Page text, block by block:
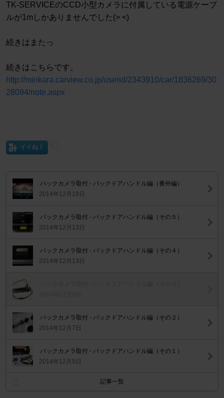
TK-SERVICEのCCD小型カメラに付属している電源ケーブ
ルが1mしかありませんでした(> <)
続きはまたっ
続きはこちらです。
http://minkara.carview.co.jp/userid/2343910/car/1836269/30
28094/note.aspx
イイね！
バックカメラ取付 - バックドアハンドル編（番外編）
2014年12月19日
バックカメラ取付 - バックドアハンドル編（その５）
2014年12月13日
バックカメラ取付 - バックドアハンドル編（その４）
2014年12月13日
バックカメラ取付 - バックドアハンドル編（その２）
2014年12月7日
バックカメラ取付 - バックドアハンドル編（その１）
2014年12月5日
記事一覧